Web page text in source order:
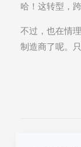
哈！这转型，
不过，也在情
制造商了呢。